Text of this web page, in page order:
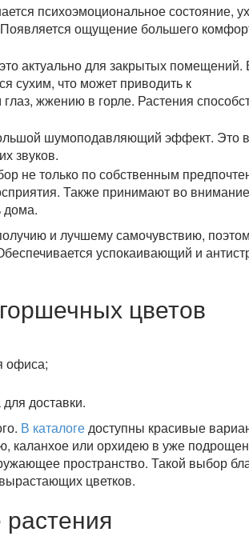
психоэмоциональное состояние,
ощущение большего
актуально для закрытых помещений.
сухим, что может приводить к
жжению в горле. Растения
шумоподавляющий эффект. Это
звуков.
не только по собственным
Также принимают во
дома.
и лучшему самочувствию,
успокаивающий и
цветов
офиса;
доставки.
В каталоге доступны красивые
каланхое или орхидею в уже
пространство. Такой выбор
цветков.